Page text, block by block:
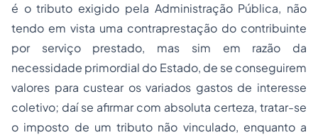
é o tributo exigido pela Administração Pública, não
tendo em vista uma contraprestação do contribuinte
por serviço prestado, mas sim em razão da
necessidade primordial do Estado, de se conseguirem
valores para custear os variados gastos de interesse
coletivo; daí se afirmar com absoluta certeza, tratar-se
o imposto de um tributo não vinculado, enquanto a